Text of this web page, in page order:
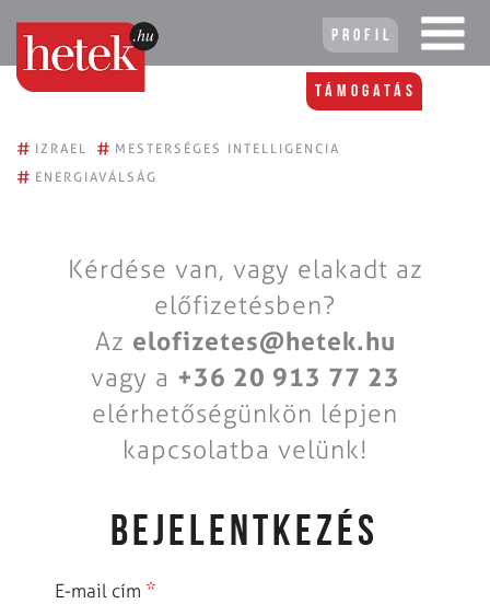
Profil
Támogatás
# IZRAEL # MESTERSÉGES INTELLIGENCIA
# ENERGIAVÁLSÁG
Kérdése van, vagy elakadt az
előfizetésben?
Az elofizetes@hetek.hu
vagy a +36 20 913 77 23
elérhetőségünkön lépjen
kapcsolatba velünk!
BEJELENTKEZÉS
E-mail cím *